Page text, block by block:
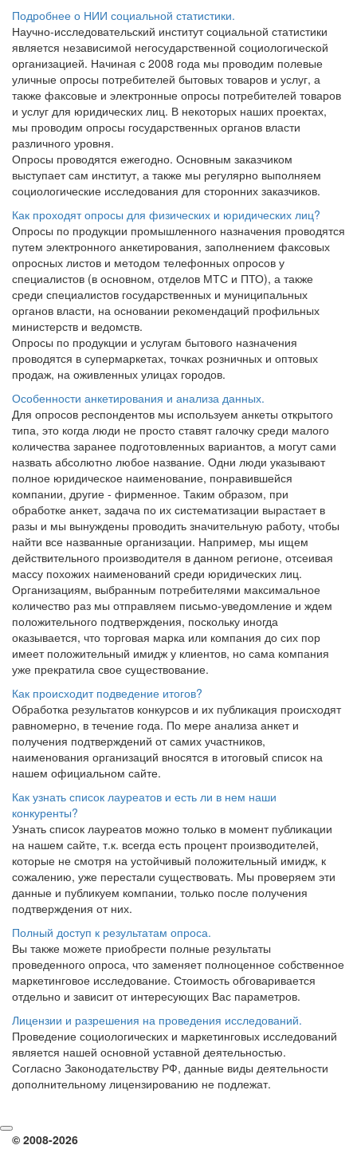
Подробнее о НИИ социальной статистики.
Научно-исследовательский институт социальной статистики
является независимой негосударственной социологической
организацией. Начиная с 2008 года мы проводим полевые
уличные опросы потребителей бытовых товаров и услуг, а
также факсовые и электронные опросы потребителей товаров
и услуг для юридических лиц. В некоторых наших проектах,
мы проводим опросы государственных органов власти
различного уровня.
Опросы проводятся ежегодно. Основным заказчиком
выступает сам институт, а также мы регулярно выполняем
социологические исследования для сторонних заказчиков.
Как проходят опросы для физических и юридических лиц?
Опросы по продукции промышленного назначения проводятся
путем электронного анкетирования, заполнением факсовых
опросных листов и методом телефонных опросов у
специалистов (в основном, отделов МТС и ПТО), а также
среди специалистов государственных и муниципальных
органов власти, на основании рекомендаций профильных
министерств и ведомств.
Опросы по продукции и услугам бытового назначения
проводятся в супермаркетах, точках розничных и оптовых
продаж, на оживленных улицах городов.
Особенности анкетирования и анализа данных.
Для опросов респондентов мы используем анкеты открытого
типа, это когда люди не просто ставят галочку среди малого
количества заранее подготовленных вариантов, а могут сами
назвать абсолютно любое название. Одни люди указывают
полное юридическое наименование, понравившейся
компании, другие - фирменное. Таким образом, при
обработке анкет, задача по их систематизации вырастает в
разы и мы вынуждены проводить значительную работу, чтобы
найти все названные организации. Например, мы ищем
действительного производителя в данном регионе, отсеивая
массу похожих наименований среди юридических лиц.
Организациям, выбранным потребителями максимальное
количество раз мы отправляем письмо-уведомление и ждем
положительного подтверждения, поскольку иногда
оказывается, что торговая марка или компания до сих пор
имеет положительный имидж у клиентов, но сама компания
уже прекратила свое существование.
Как происходит подведение итогов?
Обработка результатов конкурсов и их публикация происходят
равномерно, в течение года. По мере анализа анкет и
получения подтверждений от самих участников,
наименования организаций вносятся в итоговый список на
нашем официальном сайте.
Как узнать список лауреатов и есть ли в нем наши
конкуренты?
Узнать список лауреатов можно только в момент публикации
на нашем сайте, т.к. всегда есть процент производителей,
которые не смотря на устойчивый положительный имидж, к
сожалению, уже перестали существовать. Мы проверяем эти
данные и публикуем компании, только после получения
подтверждения от них.
Полный доступ к результатам опроса.
Вы также можете приобрести полные результаты
проведенного опроса, что заменяет полноценное собственное
маркетинговое исследование. Стоимость обговаривается
отдельно и зависит от интересующих Вас параметров.
Лицензии и разрешения на проведения исследований.
Проведение социологических и маркетинговых исследований
является нашей основной уставной деятельностью.
Согласно Законодательству РФ, данные виды деятельности
дополнительному лицензированию не подлежат.
© 2008-2026